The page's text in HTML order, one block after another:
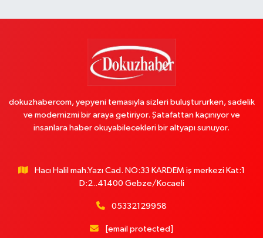
dokuzhabercom, yepyeni temasıyla sizleri buluştururken, sadelik
ve modernizmi bir araya getiriyor. Şatafattan kaçınıyor ve
insanlara haber okuyabilecekleri bir altyapı sunuyor.
Hacı Halil mah.Yazı Cad. NO:33 KARDEM iş merkezi Kat:1
D:2..41400 Gebze/Kocaeli
05332129958
[email protected]